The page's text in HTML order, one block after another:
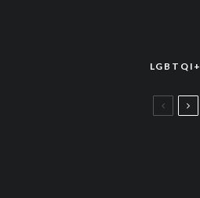
LGBTQI+